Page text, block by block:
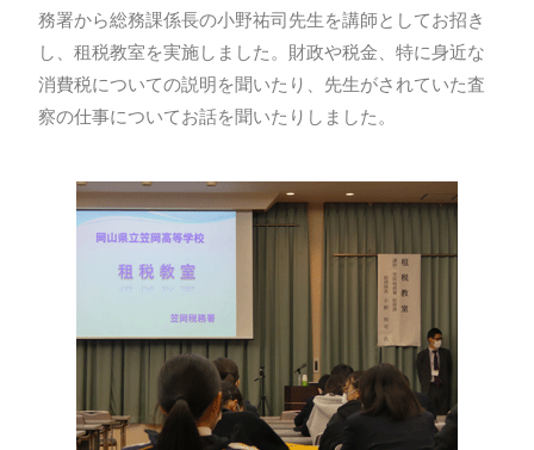
務署から総務課係長の小野祐司先生を講師としてお招き
し、租税教室を実施しました。財政や税金、特に身近な
消費税についての説明を聞いたり、先生がされていた査
察の仕事についてお話を聞いたりしました。